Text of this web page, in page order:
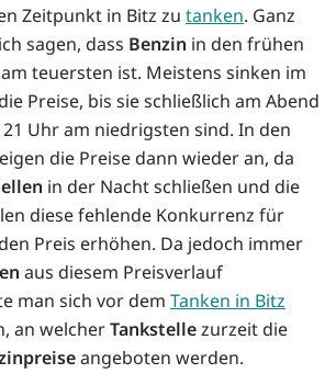
Zeitpunkt in Bitz zu tanken. Ganz
sagen, dass Benzin in den frühen
teuersten ist. Meistens sinken im
Preise, bis sie schließlich am Abend
Uhr am niedrigsten sind. In den
die Preise dann wieder an, da
in der Nacht schließen und die
diese fehlende Konkurrenz für
Preis erhöhen. Da jedoch immer
aus diesem Preisverlauf
man sich vor dem Tanken in Bitz
an welcherTankstellezurzeit die
angeboten werden.